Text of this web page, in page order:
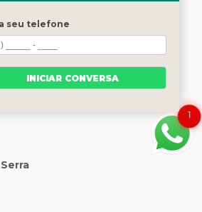
1
seu telefone
INICIAR CONVERSA